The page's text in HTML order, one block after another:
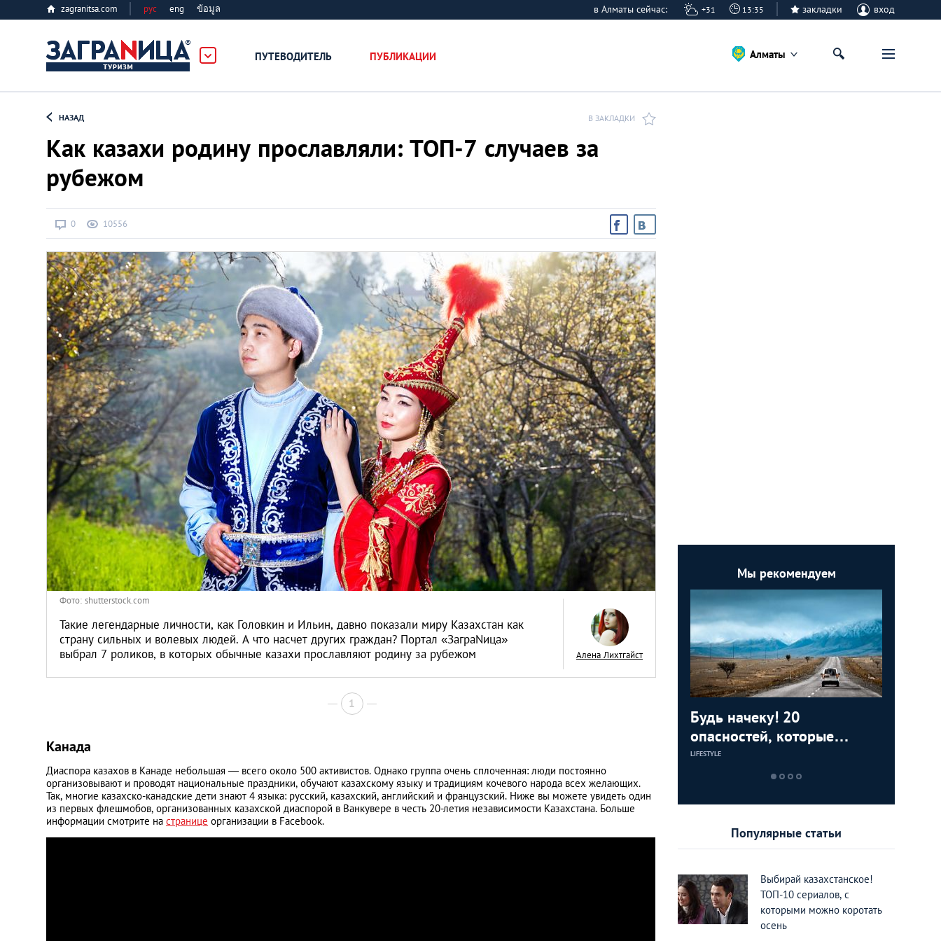
zagranitsa.com рус eng ข้อมูล в Алматы сейчас: +31 13:35 закладки вход
ПУТЕВОДИТЕЛЬ ПУБЛИКАЦИИ
Алматы
Афины
Киев
Лондон
Лос-Анджелес
Москва
Париж
Паттайя
Пхукет
Санкт-Петербург
Алматы
НАЗАД В ЗАКЛАДКИ
Как казахи родину прославляли: ТОП-7 случаев за
рубежом
0 10556
Фото: shutterstock.com
Такие легендарные личности, как Головкин и Ильин, давно показали миру Казахстан как
страну сильных и волевых людей. А что насчет других граждан? Портал «ЗаграNица»
выбрал 7 роликов, в которых обычные казахи прославляют родину за рубежом
Алена Лихтгайст
1
Канада
Диаспора казахов в Канаде небольшая — всего около 500 активистов. Однако группа очень сплоченная: люди постоянно
организовывают и проводят национальные праздники, обучают казахскому языку и традициям кочевого народа всех желающих.
Так, многие казахско-канадские дети знают 4 языка: русский, казахский, английский и французский. Ниже вы можете увидеть один
из первых флешмобов, организованных казахской диаспорой в Ванкувере в честь 20-летия независимости Казахстана. Больше
информации смотрите на странице организации в Facebook.
Мы рекомендуем
Будь начеку! 20
опасностей, которые
подстерегают нерадивого
туриста в Казахстане
LIFESTYLE
Популярные статьи
Выбирай казахстанское!
ТОП-10 сериалов, с
которыми можно коротать
осень